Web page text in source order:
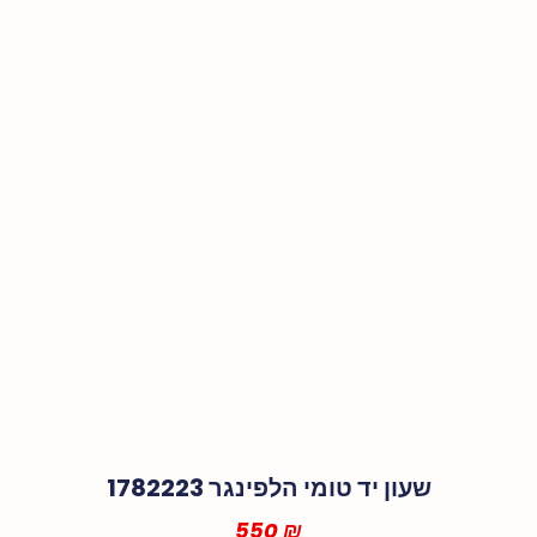
שעון יד טומי הלפינגר 1782223
550₪